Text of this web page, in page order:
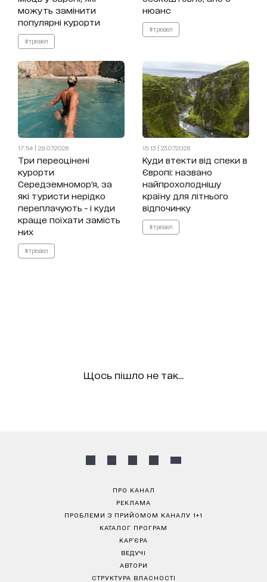
можуть замінити
популярні курорти
#тревел
нюанс
#тревел
17:54 | 29.07.2026
Три переоцінені
курорти
Середземномор’я, за
які туристи нерідко
переплачують - і куди
краще поїхати замість
них
#тревел
15:13 | 23.07.2026
Куди втекти від спеки в
Європі: названо
найпрохолоднішу
країну для літнього
відпочинку
#тревел
Щось пішло не так...
ПРО КАНАЛ
РЕКЛАМА
ПРОБЛЕМИ З ПРИЙОМОМ КАНАЛУ 1+1
КАТАЛОГ ПРОГРАМ
КАР’ЄРА
ВЕДУЧІ
АВТОРИ
СТРУКТУРА ВЛАСНОСТІ